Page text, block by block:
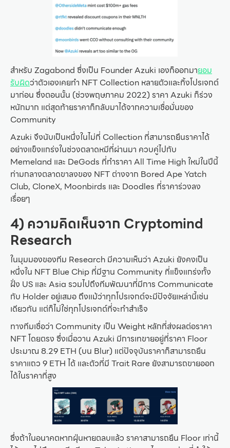
สำหรับ Zagabond ซึ่งเป็น Founder Azuki เองก็ออกมายอม
รับผิดว่าตัวเองเคยทำ NFT Collection หลายตัวและทิ้งโปรเจกต์
มาก่อน ซึ่งตอนนั้น (ช่วงพฤษภาคม 2022) ราคา Azuki ก็ร่วง
หนักมาก แต่สุดท้ายราคาก็กลับมาได้จากความเชื่อมั่นของ
Community
Azuki จึงนับเป็นหนึ่งในไม่กี่ Collection ที่สามารถยืนราคาได้
อย่างแข็งแกร่งในช่วงตลาดหมีที่ผ่านมา ควบคู่ไปกับ
Memeland และ DeGods ที่ทำราคา All Time High ใหม่ในปีนี้
ท่ามกลางตลาดขาลงของ NFT ต่างจาก Bored Ape Yatch
Club, CloneX, Moonbirds และ Doodles ที่ราคาร่วงลง
เรื่อยๆ
4) ความคิดเห็นจาก Cryptomind
Research
ในมุมมองของทีม Research มีความเห็นว่า Azuki ยังคงเป็น
หนึ่งใน NFT Blue Chip ที่มีฐาน Community ที่แข็งแกร่งทั้ง
ฝั่ง US และ Asia รวมไปถึงทีมพัฒนาที่มีการ Communicate
กับ Holder อยู่เสมอ ถึงแม้ว่าทุกโปรเจกต์จะมีปัจจัยเหล่านี้เช่น
เดียวกัน แต่ก็ไม่ใช่ทุกโปรเจกต์ที่จะทำสำเร็จ
ทางทีมเชื่อว่า Community เป็น Weight หลักที่ส่งผลต่อราคา
NFT โดยตรง ซึ่งเมื่อวาน Azuki มีการเทขายอยู่ที่ราคา Floor
ประมาณ 8.29 ETH (บน Blur) แต่ปัจจุบันราคาก็สามารถยืน
ราคาแถว 9 ETH ได้ และตัวที่มี Trait Rare ยังสามารถขายออก
ได้ในราคาที่สูง
ซึ่งถ้าในอนาคตหากฝุ่นหายตลบแล้ว ราคาสามารถยืน Floor เท่านี้